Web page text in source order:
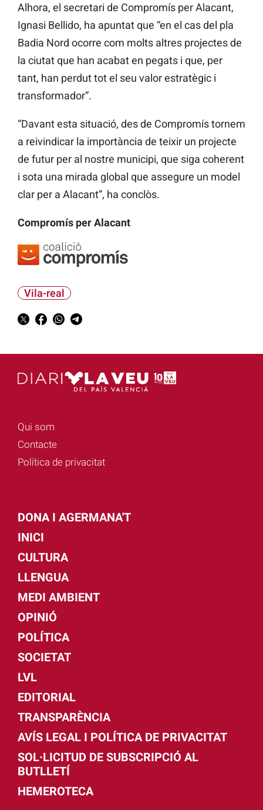
Alhora, el secretari de Compromís per Alacant,
Ignasi Bellido, ha apuntat que “en el cas del pla
Badia Nord ocorre com molts altres projectes de
la ciutat que han acabat en pegats i que, per
tant, han perdut tot el seu valor estratègic i
transformador”.
“Davant esta situació, des de Compromís tornem
a reivindicar la importància de teixir un projecte
de futur per al nostre municipi, que siga coherent
i sota una mirada global que assegure un model
clar per a Alacant”, ha conclòs.
Compromís per Alacant
Vila-real
Qui som
Contacte
Política de privacitat
DONA I AGERMANA'T
INICI
CULTURA
LLENGUA
MEDI AMBIENT
OPINIÓ
POLÍTICA
SOCIETAT
LVL
EDITORIAL
TRANSPARÈNCIA
AVÍS LEGAL I POLÍTICA DE PRIVACITAT
SOL·LICITUD DE SUBSCRIPCIÓ AL
BUTLLETÍ
HEMEROTECA